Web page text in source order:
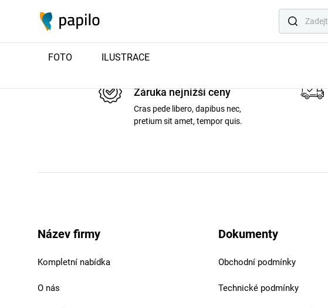
FOTO ILUSTRACE
Záruka nejnižší ceny
Cras pede libero, dapibus nec,
pretium sit amet, tempor quis.
Název firmy
Kompletní nabídka
O nás
Dokumenty
Obchodní podmínky
Technické podmínky